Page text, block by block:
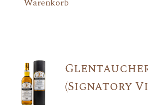
Warenkorb
(Signatory